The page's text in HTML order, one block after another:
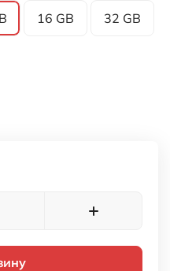
16 GB 32 GB